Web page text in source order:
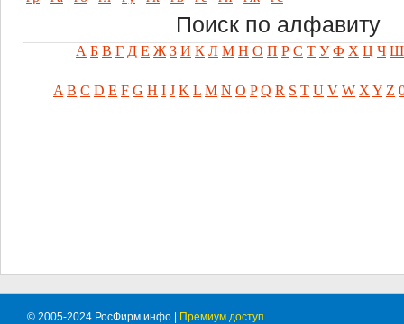
Поиск по алфавиту
А Б В Г Д Е Ж З И К Л М Н О П Р С Т У Ф Х Ц Ч Ш
A B C D E F G H I J K L M N O P Q R S T U V W X Y Z
© 2005-2024 РосФирм.инфо | Премиум доступ